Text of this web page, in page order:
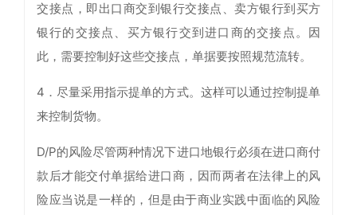
交接点，即出口商交到银行交接点、卖方银行到买方
银行的交接点、买方银行交到进口商的交接点。因
此，需要控制好这些交接点，单据要按照规范流转。
4．尽量采用指示提单的方式。这样可以通过控制提单
来控制货物。
D/P的风险尽管两种情况下进口地银行必须在进口商付
款后才能交付单据给进口商，因而两者在法律上的风
险应当说是一样的，但是由于商业实践中面临的风险